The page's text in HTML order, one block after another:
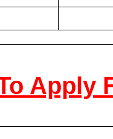
Apply